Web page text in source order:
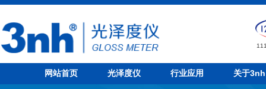
网站首页 光泽度仪 行业应用 关于3nh